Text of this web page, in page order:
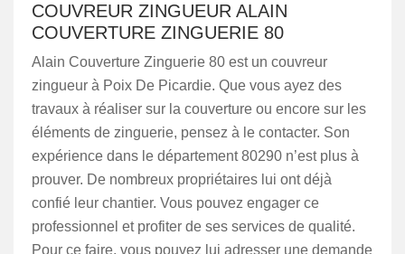
COUVREUR ZINGUEUR ALAIN
COUVERTURE ZINGUERIE 80
Alain Couverture Zinguerie 80 est un couvreur
zingueur à Poix De Picardie. Que vous ayez des
travaux à réaliser sur la couverture ou encore sur les
éléments de zinguerie, pensez à le contacter. Son
expérience dans le département 80290 n’est plus à
prouver. De nombreux propriétaires lui ont déjà
confié leur chantier. Vous pouvez engager ce
professionnel et profiter de ses services de qualité.
Pour ce faire, vous pouvez lui adresser une demande